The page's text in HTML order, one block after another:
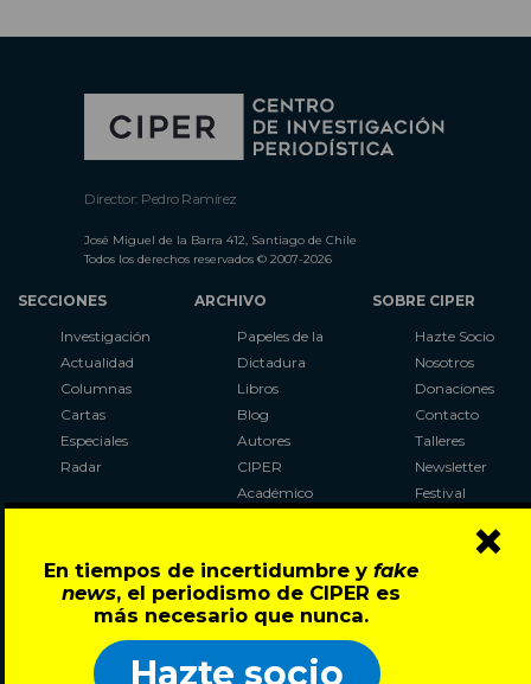
En tiempos de incertidumbre y fake
news, el periodismo de CIPER es
más necesario que nunca.
Hazte socio
×
Director: Pedro Ramírez
José Miguel de la Barra 412, Santiago de Chile
Todos los derechos reservados © 2007-2026
SECCIONES
Investigación
Actualidad
Columnas
Cartas
Especiales
Radar
ARCHIVO
Papeles de la
Dictadura
Libros
Blog
Autores
CIPER
Académico
Al Plebiscito
con CIPER
SOBRE CIPER
Hazte Socio
Nosotros
Donaciones
Contacto
Talleres
Newsletter
Festival